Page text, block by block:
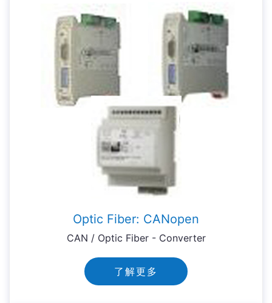
Optic Fiber: CANopen
CAN / Optic Fiber - Converter
了解更多